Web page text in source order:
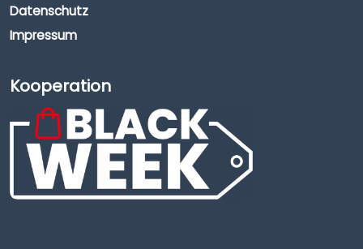
Datenschutz
Impressum
Kooperation